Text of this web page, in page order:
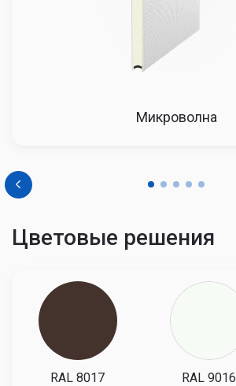
Микроволна
Цветовые решения
RAL 8017 RAL 9016